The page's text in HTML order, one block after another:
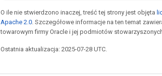
O ile nie stwierdzono inaczej, treść tej strony jest objęta
Apache 2.0 . Szczegółowe informacje na ten temat
towarowym firmy Oracle i jej podmiotów
Ostatnia aktualizacja: 2025-07-28 UTC.